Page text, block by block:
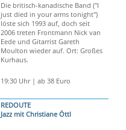
Die britisch-kanadische Band ("I
just died in your arms tonight")
löste sich 1993 auf, doch seit
2006 treten Frontmann Nick van
Eede und Gitarrist Gareth
Moulton wieder auf. Ort: Großes
Kurhaus.
19:30 Uhr | ab 38 Euro
REDOUTE
Jazz mit Christiane Öttl